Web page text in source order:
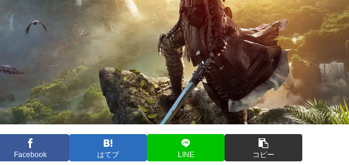
Facebook はてブ LINE コピー